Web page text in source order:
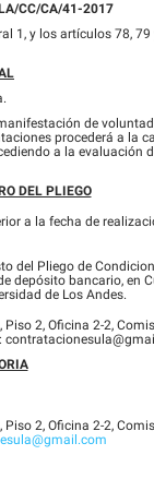
CC/CA/41-2017
1, y los artículos 78, 79
de
procederá a la
a la evaluación
DEL PLIEGO
a la fecha de
del Pliego de
depósito bancario, en
de Los Andes.
2, Oficina 2-2,
2, Oficina 2-2,